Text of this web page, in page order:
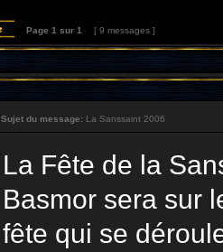
Page 1 sur 1 [ 9 messages ]
Sujet du message: La Sanssaint 2006
La Fête de la
Basmor sera sur
fête qui se